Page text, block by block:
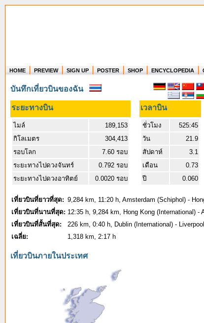
Where in the world have you
How long have you been in the
Create your own FlightMemory and
HOME PREVIEW SIGN UP POSTER SHOP ENCYCLOPEDIA
บันทึกเที่ยวบินของฉัน
ระยะทางบิน เวลาบิน
ไมล์
189,153
กิโลเมตร
304,413
รอบโลก
7.60 รอบ
ระยะทางไปดวงจันทร์
0.792 รอบ
ระยะทางไปดวงอาทิตย์
0.0020 รอบ
ชั่วโมง
525:45
วัน
21.9
สัปดาห์
3.1
เดือน
0.73
ปี
0.060
เที่ยวบินที่ยาวที่สุด: 9,284 km, 11:20 h, Amsterdam (Schiphol) -
เที่ยวบินที่นานที่สุด: 12:35 h, 9,284 km, Hong Kong (International) -
เที่ยวบินที่สั้นที่สุด:
226 km, 0:40 h, Dublin (International) -
เฉลี่ย:
1,318 km, 2:17 h
เที่ยวบินภายในประเทศ